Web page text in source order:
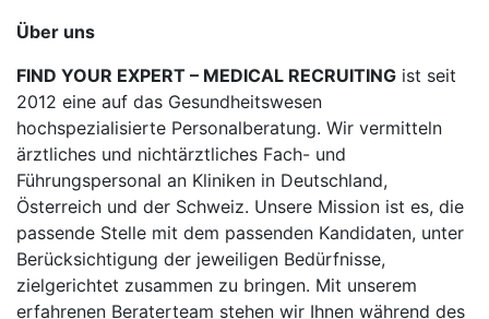
Über uns
FIND YOUR EXPERT – MEDICAL RECRUITING ist seit
2012 eine auf das Gesundheitswesen
hochspezialisierte Personalberatung. Wir vermitteln
ärztliches und nichtärztliches Fach- und
Führungspersonal an Kliniken in Deutschland,
Österreich und der Schweiz. Unsere Mission ist es, die
passende Stelle mit dem passenden Kandidaten, unter
Berücksichtigung der jeweiligen Bedürfnisse,
zielgerichtet zusammen zu bringen. Mit unserem
erfahrenen Beraterteam stehen wir Ihnen während des